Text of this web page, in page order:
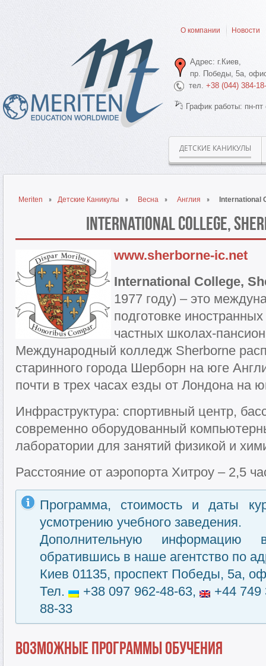
О компании Новости
Адрес: г.Киев,
пр. Победы, 5а,
тел. +38 (044) 384-
График работы: пн-
ДЕТСКИЕ КАНИКУЛЫ
Meriten Детские Каникулы Весна Англия International
International College,
www.sherborne-ic.net
International College,
1977 году) – это
подготовке
частных школах-
Международный колледж Sherborne
старинного города Шерборн на юге
почти в трех часах езды от Лондона на
Инфраструктура: спортивный центр,
современно оборудованный
лаборатории для занятий физикой и
Расстояние от аэропорта Хитроу – 2,5
Программа, стоимость и даты
усмотрению учебного заведения.
Дополнительную информацию
обратившись в наше агентство по
Киев 01135, проспект Победы, 5а,
Тел.
+38 097 962-48-63,
+44
88-33
Возможные программы обучения